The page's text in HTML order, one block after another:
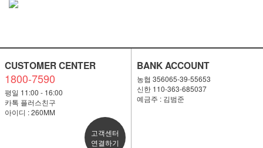
CUSTOMER CENTER
1800-7590
평일 11:00 - 16:00
카톡 플러스친구
아이디 : 260MM
고객센터
연결하기
BANK ACCOUNT
농협 356065-39-55653
신한 110-363-685037
예금주 : 김범준